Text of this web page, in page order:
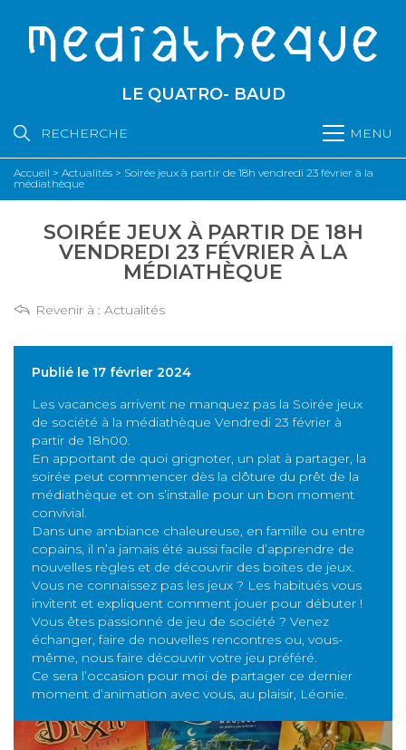
LE QUATRO- BAUD
RECHERCHE MENU
Accueil > Actualités > Soirée jeux à partir de 18h vendredi 23 février à la
médiathèque
SOIRÉE JEUX À PARTIR DE 18H
VENDREDI 23 FÉVRIER À LA
MÉDIATHÈQUE
Revenir à : Actualités
Publié le 17 février 2024
Les vacances arrivent ne manquez pas la Soirée jeux
de société à la médiathèque Vendredi 23 février à
partir de 18h00.
En apportant de quoi grignoter, un plat à partager, la
soirée peut commencer dès la clôture du prêt de la
médiathèque et on s’installe pour un bon moment
convivial.
Dans une ambiance chaleureuse, en famille ou entre
copains, il n’a jamais été aussi facile d’apprendre de
nouvelles règles et de découvrir des boites de jeux.
Vous ne connaissez pas les jeux ? Les habitués vous
invitent et expliquent comment jouer pour débuter !
Vous êtes passionné de jeu de société ? Venez
échanger, faire de nouvelles rencontres ou, vous-
même, nous faire découvrir votre jeu préféré.
Ce sera l’occasion pour moi de partager ce dernier
moment d’animation avec vous, au plaisir, Léonie.